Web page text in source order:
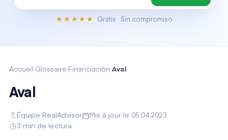
★★★★★ Gratis · Sin compromiso
Accueil ›Glossaire› Financiación›Aval
Aval
Équipe RealAdvisor
Mis à jour le 05.04.2023
3 min de lectura